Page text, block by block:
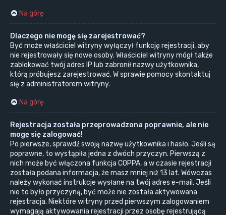
Na górę
Dlaczego nie mogę się zarejestrować?
Być może właściciel witryny wyłączył funkcję rejestracji, aby
nie rejestrowały się nowe osoby. Właściciel witryny mógł także
zablokować twój adres IP lub zabronił nazwy użytkownika,
którą próbujesz zarejestrować. W sprawie pomocy skontaktuj
się z administratorem witryny.
Na górę
Rejestracja została przeprowadzona poprawnie, ale nie
mogę się zalogować!
Po pierwsze, sprawdź swoją nazwę użytkownika i hasło. Jeśli są
poprawne, to wystąpiła jedna z dwóch przyczyn. Pierwszą z
nich może być włączona funkcja COPPA, a w czasie rejestracji
została podana informacja, że masz mniej niż 13 lat. Wówczas
należy wykonać instrukcje wysłane na twój adres e-mail. Jeśli
nie to było przyczyną, być może nie została aktywowana
rejestracja. Niektóre witryny przed pierwszym zalogowaniem
wymagają aktywowania rejestracji przez osobę rejestrującą